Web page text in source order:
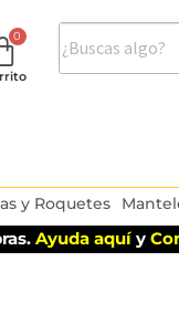
y Roquetes
Ayuda aquí y